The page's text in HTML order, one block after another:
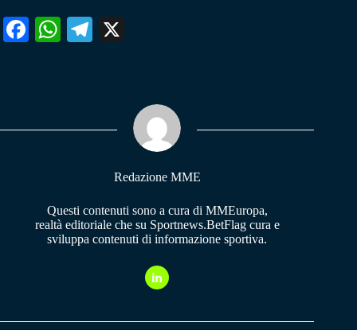
Fa W
pp
Te
m
Redazione MME
Questi contenuti sono a cura di MMEuropa,
realtà editoriale che su Sportnews.BetFlag cura e
sviluppa contenuti di informazione sportiva.